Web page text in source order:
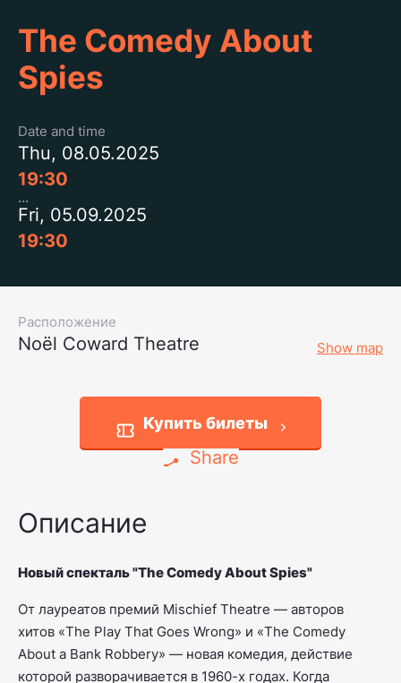
The Comedy About
Spies
Date and time
Thu, 08.05.2025
19:30
Fri, 05.09.2025
19:30
Расположение
Noël Coward Theatre Show map
Купить билеты
Share
Описание
Новый спекталь "The Comedy About Spies"
От лауреатов премий Mischief Theatre — авторов
хитов «The Play That Goes Wrong» и «The Comedy
About a Bank Robbery» — новая комедия, действие
которой разворачивается в 1960-х годах. Когда